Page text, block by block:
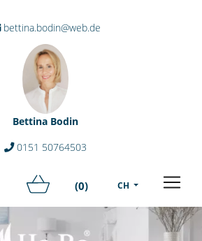
bettina.bodin@web.de
Bettina Bodin
0151 50764503
(0) CH